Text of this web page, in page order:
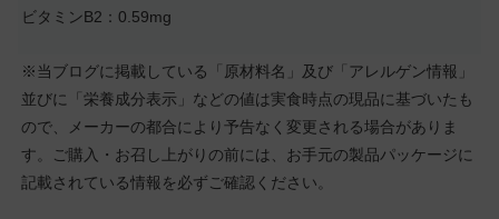
ビタミンB2：0.59mg
※当ブログに掲載している「原材料名」及び「アレルゲン情報」
並びに「栄養成分表示」などの値は実食時点の現品に基づいたも
ので、メーカーの都合により予告なく変更される場合がありま
す。ご購入・お召し上がりの前には、お手元の製品パッケージに
記載されている情報を必ずご確認ください。